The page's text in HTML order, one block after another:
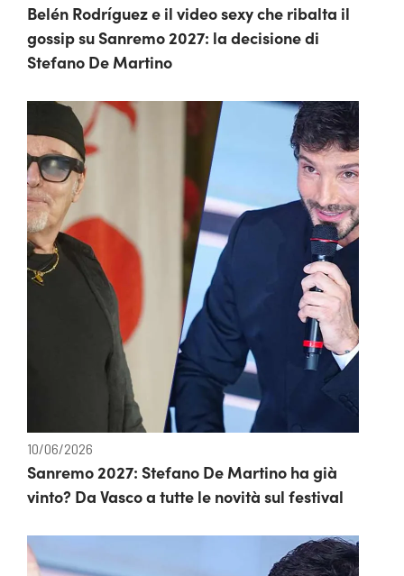
Belén Rodríguez e il video sexy che ribalta il
gossip su Sanremo 2027: la decisione di
Stefano De Martino
10/06/2026
Sanremo 2027: Stefano De Martino ha già
vinto? Da Vasco a tutte le novità sul festival